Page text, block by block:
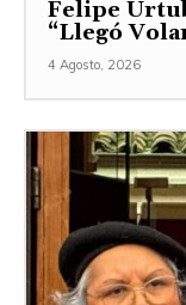
Felipe
“Llegó
4 Agosto, 2026